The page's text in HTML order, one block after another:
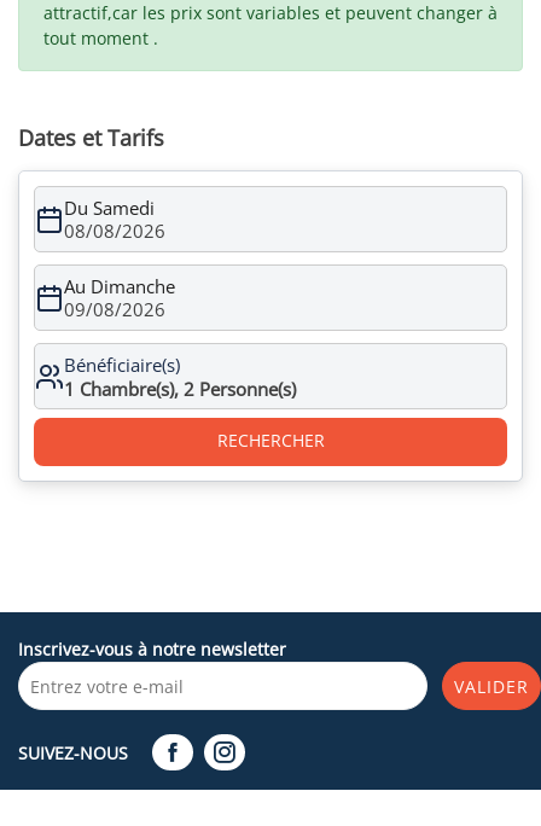
attractif,car les prix sont variables et peuvent changer à
tout moment .
Dates et Tarifs
Du Samedi
08/08/2026
Au Dimanche
09/08/2026
Bénéficiaire(s)
1 Chambre(s), 2 Personne(s)
RECHERCHER
Inscrivez-vous à notre newsletter
VALIDER
SUIVEZ-NOUS